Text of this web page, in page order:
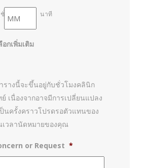
ชั่วโมง นาที
อกเพิ่มเติม
รางนี้จะขึ้นอยู่กับชั่วโมงคลินิก
เนื่องจากอาจมีการเปลี่ยนแปลง
นครั้งคราวโปรดรอตัวแทนของ
เวลานัดหมายของคุณ
or Request *